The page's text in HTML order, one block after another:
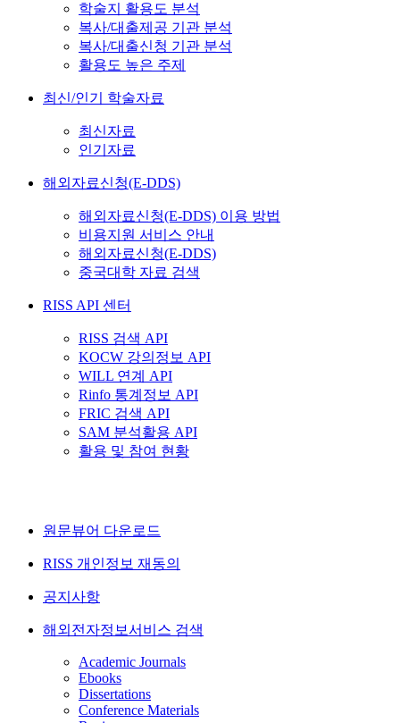
학술지 활용도 분석
복사/대출제공 기관 분석
복사/대출신청 기관 분석
활용도 높은 주제
최신/인기 학술자료
최신자료
인기자료
해외자료신청(E-DDS)
해외자료신청(E-DDS) 이용 방법
비용지원 서비스 안내
해외자료신청(E-DDS)
중국대학 자료 검색
RISS API 센터
RISS 검색 API
KOCW 강의정보 API
WILL 연계 API
Rinfo 통계정보 API
FRIC 검색 API
SAM 분석활용 API
활용 및 참여 현황
원문뷰어 다운로드
RISS 개인정보 재동의
공지사항
해외전자정보서비스 검색
Academic Journals
Ebooks
Dissertations
Conference Materials